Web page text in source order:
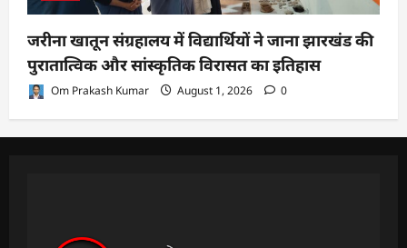
जरीना खातून संग्रहालय में विद्यार्थियों ने जाना झारखंड की
पुरातात्विक और सांस्कृतिक विरासत का इतिहास
Om Prakash Kumar August 1, 2026 0